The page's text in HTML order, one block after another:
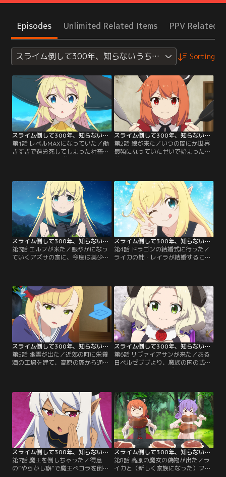
Episodes Unlimited Related Items PPV Related
スライム倒して300年、知らないうちにレベルMAXにな
Sorting
スライム倒して300年、知らないうちにレベルMAXになってました 第01話
第1話 レベルMAXになっていた／働
きすぎで過労死してしまった社畜
OL・相沢梓は、（前世の反省を活か
し--それから300年後。生計の足し
に毎日倒し続けたスライムの経験値
で、いつの間にか【レベル99＝世界
最強】になっていることが発覚。そ
の噂は広まり、次々トラブルが舞い
込んできて--！？【提供：バンダイ
チャンネル】
スライム倒して300年、知らないうちにレベルMAXになってました 第02話
第2話 娘が来た／いつの間にか世界
最強になっていたせいで始まった、
んなある日、アズサを「ママ」と呼
ぶ小さな女の子が現れる。【提供：
バンダイチャンネル】
スライム倒して300年、知らないうちにレベルMAXになってました 第03話
第3話 エルフが来た／賑やかになっ
ていくアズサの家に、今度は美少女
ベルゼブブの恨みを買ってしまった
様子。スローライフを壊しかねない
面倒ごとは避けたいものの、かとい
って放っておくこともできないアズ
サは、しぶしぶ彼女を匿うことにす
るのだが……！？【提供：バンダイ
チャンネル】
スライム倒して300年、知らないうちにレベルMAXになってました 第04話
第4話 ドラゴンの結婚式に行った／
ライカの姉・レイラが結婚すること
ンたちで大賑わい。アズサもレイラ
の結婚を祝い、式も和気藹々と進む
のだが、そこにレッドドラゴンと因
縁深いブルードラゴンが大挙して襲
撃にきて--！？【提供：バンダイチ
ャンネル】
スライム倒して300年、知らないうちにレベルMAXになってました 第05話
第5話 幽霊が出た／近郊の町に栄養
酒の工場を建て、高原の家から通う
幽霊が出るという噂が立ち、一人で
働くことになってしまっているらし
い。幽霊が大の苦手であるアズサ。
とはいえハルカラの過労を見過ごす
わけにもいかず…。【提供：バンダ
イチャンネル】
スライム倒して300年、知らないうちにレベルMAXになってました 第06話
第6話 リヴァイアサンが来た／ある
日ベルゼブブより、魔族の国の式典
への招待を受けたアズサ。聞けばラ
たらしい。大変名誉なこと、と家族
で参加しようとするアズサだが一つ
問題があった。それはロザリーだけ
ドレスを着れないこと。【提供：バ
ンダイチャンネル】
スライム倒して300年、知らないうちにレベルMAXになってました 第07話
第7話 魔王を倒しちゃった／得意
の“やらかし癖”で魔王ペコラを倒し
スライム倒して300年、知らないうちにレベルMAXになってました 第08話
第8話 高原の魔女の偽物が出た／ラ
イカと（新しく家族になった）フラ